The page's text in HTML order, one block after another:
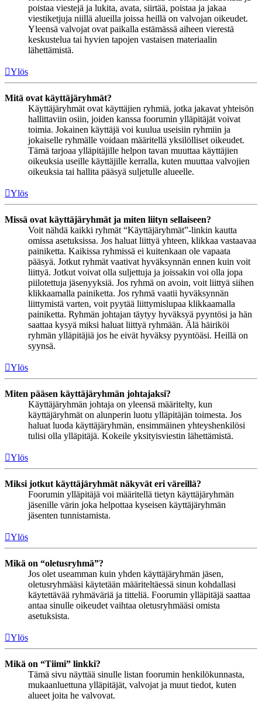
poistaa viestejä ja lukita, avata, siirtää, poistaa ja jakaa
viestiketjuja niillä alueilla joissa heillä on valvojan oikeudet.
Yleensä valvojat ovat paikalla estämässä aiheen vierestä
keskustelua tai hyvien tapojen vastaisen materiaalin
lähettämistä.
Ylös
Mitä ovat käyttäjäryhmät?
Käyttäjäryhmät ovat käyttäjien ryhmiä, jotka jakavat yhteisön
hallittaviin osiin, joiden kanssa foorumin ylläpitäjät voivat
toimia. Jokainen käyttäjä voi kuulua useisiin ryhmiin ja
jokaiselle ryhmälle voidaan määritellä yksilölliset oikeudet.
Tämä tarjoaa ylläpitäjille helpon tavan muuttaa käyttäjien
oikeuksia useille käyttäjille kerralla, kuten muuttaa valvojien
oikeuksia tai hallita pääsyä suljetulle alueelle.
Ylös
Missä ovat käyttäjäryhmät ja miten liityn sellaiseen?
Voit nähdä kaikki ryhmät “Käyttäjäryhmät”-linkin kautta
omissa asetuksissa. Jos haluat liittyä yhteen, klikkaa vastaavaa
painiketta. Kaikissa ryhmissä ei kuitenkaan ole vapaata
pääsyä. Jotkut ryhmät vaativat hyväksynnän ennen kuin voit
liittyä. Jotkut voivat olla suljettuja ja joissakin voi olla jopa
piilotettuja jäsenyyksiä. Jos ryhmä on avoin, voit liittyä siihen
klikkaamalla painiketta. Jos ryhmä vaatii hyväksynnän
liittymistä varten, voit pyytää liittymislupaa klikkaamalla
painiketta. Ryhmän johtajan täytyy hyväksyä pyyntösi ja hän
saattaa kysyä miksi haluat liittyä ryhmään. Älä häiriköi
ryhmän ylläpitäjiä jos he eivät hyväksy pyyntöäsi. Heillä on
syynsä.
Ylös
Miten pääsen käyttäjäryhmän johtajaksi?
Käyttäjäryhmän johtaja on yleensä määritelty, kun
käyttäjäryhmät on alunperin luotu ylläpitäjän toimesta. Jos
haluat luoda käyttäjäryhmän, ensimmäinen yhteyshenkilösi
tulisi olla ylläpitäjä. Kokeile yksityisviestin lähettämistä.
Ylös
Miksi jotkut käyttäjäryhmät näkyvät eri väreillä?
Foorumin ylläpitäjä voi määritellä tietyn käyttäjäryhmän
jäsenille värin joka helpottaa kyseisen käyttäjäryhmän
jäsenten tunnistamista.
Ylös
Mikä on “oletusryhmä”?
Jos olet useamman kuin yhden käyttäjäryhmän jäsen,
oletusryhmääsi käytetään määriteltäessä sinun kohdallasi
käytettävää ryhmäväriä ja titteliä. Foorumin ylläpitäjä saattaa
antaa sinulle oikeudet vaihtaa oletusryhmääsi omista
asetuksista.
Ylös
Mikä on “Tiimi” linkki?
Tämä sivu näyttää sinulle listan foorumin henkilökunnasta,
mukaanluettuna ylläpitäjät, valvojat ja muut tiedot, kuten
alueet joita he valvovat.